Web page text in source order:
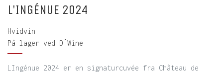
L'INGÉNUE 2024
Hvidvin
På lager ved D´Wine
LIngénue 2024 er en signaturcuvée fra Château de